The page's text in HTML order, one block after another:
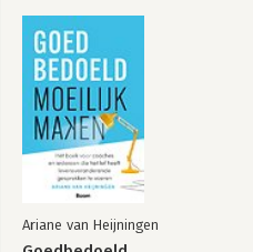
Ariane van Heijningen